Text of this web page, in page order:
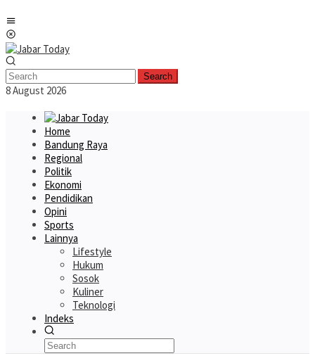
to
content
Search
8 August 2026
Home
Bandung Raya
Regional
Politik
Ekonomi
Pendidikan
Opini
Sports
Lainnya
Lifestyle
Hukum
Sosok
Kuliner
Teknologi
Indeks